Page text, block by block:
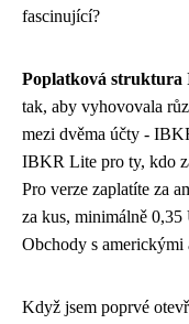
fascinující?
Poplatková struktura
tak, aby vyhovovala
mezi dvěma účty -
IBKR Lite pro ty, kdo
Pro verze zaplatíte za
za kus, minimálně
Obchody s
Když jsem poprvé